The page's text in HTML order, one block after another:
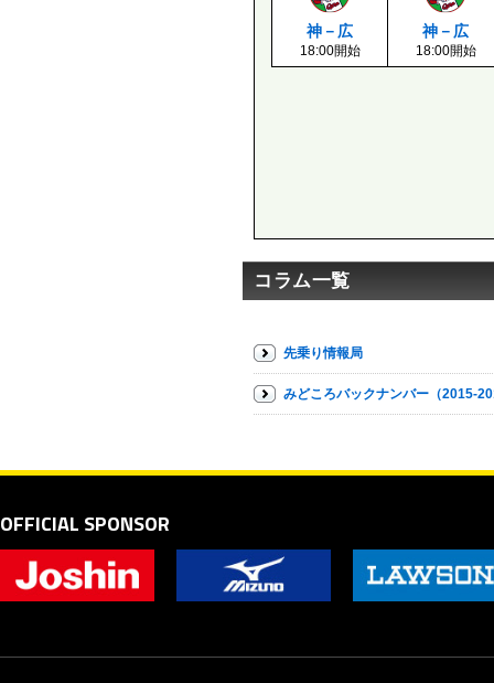
神－広
18:00開始
神－広
18:00開始
コラム一覧
先乗り情報局
みどころバックナンバー（2015-
OFFICIAL SPONSOR